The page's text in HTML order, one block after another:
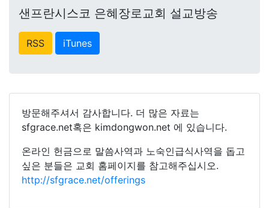
샌프란시스코 은혜장로교회 설교방송
RSS iTunes
방문해주셔서 감사합니다. 더 많은 자료는
sfgrace.net혹은 kimdongwon.net 에 있습니다.
온라인 헌금으로 말씀사역과 노숙인급식사역을 돕고
싶은 분들은 교회 홈페이지를 참고해주십시오.
http://sfgrace.net/offerings